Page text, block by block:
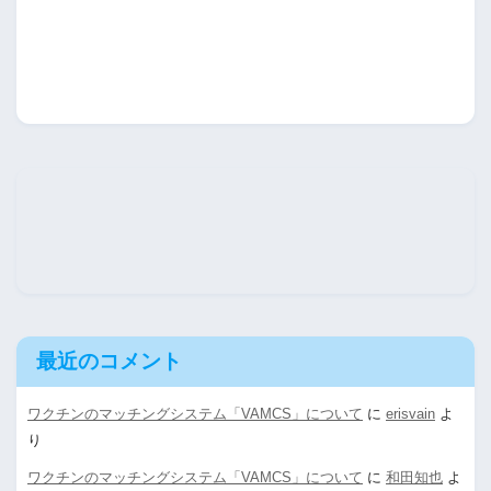
最近のコメント
ワクチンのマッチングシステム「VAMCS」について に erisvain よ
り
ワクチンのマッチングシステム「VAMCS」について に 和田知也 よ